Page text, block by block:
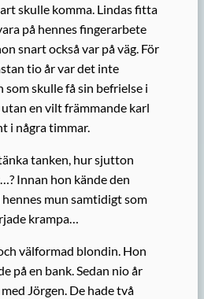
skulle komma. Lindas fitta
på hennes fingerarbete
snart också var på väg. För
tio år var det inte
som skulle få sin befrielse i
en vilt främmande karl
i några timmar.
tanken, hur sjutton
Innan hon kände den
mun samtidigt som
krampa…
välformad blondin. Hon
på en bank. Sedan nio år
Jörgen. De hade två